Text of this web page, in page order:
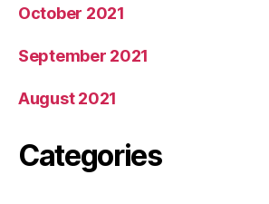
October 2021
September 2021
August 2021
Categories